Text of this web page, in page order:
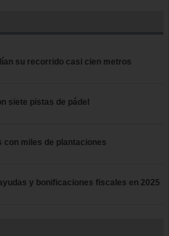
su recorrido casi cien metros
siete pistas de pádel
con miles de plantaciones
y bonificaciones fiscales en 2025